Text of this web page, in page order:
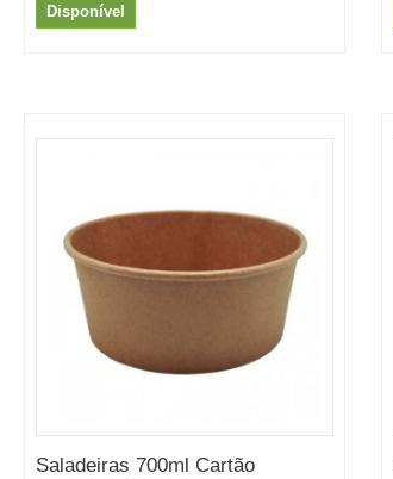
Disponível
Saladeiras 700ml Cartão